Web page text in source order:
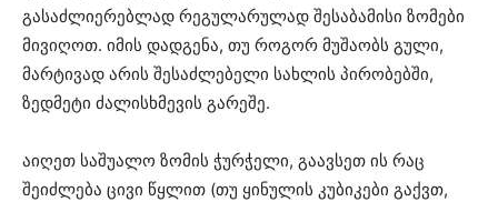
გასაძლიერებლად რეგულარულად შესაბამისი ზომები
მივიღოთ. იმის დადგენა, თუ როგორ მუშაობს გული,
მარტივად არის შესაძლებელი სახლის პირობებში,
ზედმეტი ძალისხმევის გარეშე.
აიღეთ საშუალო ზომის ჭურჭელი, გაავსეთ ის რაც
შეიძლება ცივი წყლით (თუ ყინულის კუბიკები გაქვთ,